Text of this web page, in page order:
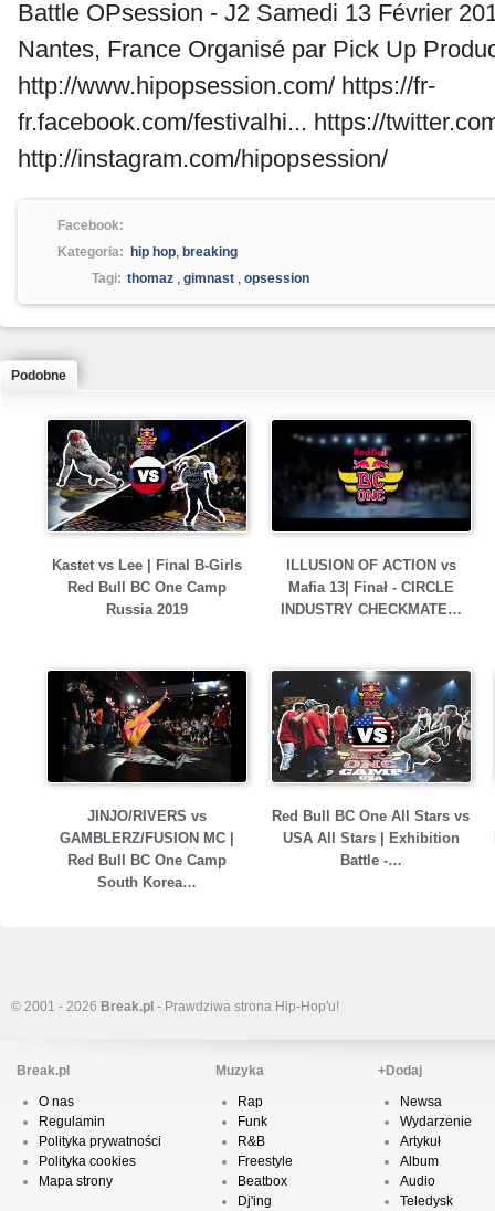
Battle OPsession - J2 Samedi 13 Février
Nantes, France Organisé par Pick Up
http://www.hipopsession.com/ https://fr-
fr.facebook.com/festivalhi... https://
http://instagram.com/hipopsession/
Facebook:
Kategoria:
hip hop, breaking
Tagi: thomaz , gimnast , opsession
Podobne
Kastet vs Lee | Final B-Girls
Red Bull BC One Camp
Russia 2019
ILLUSION OF ACTION vs
Mafia 13| Finał - CIRCLE
INDUSTRY CHECKMATE…
JINJO/RIVERS vs
GAMBLERZ/FUSION MC |
Red Bull BC One Camp
South Korea…
Red Bull BC One All Stars vs
USA All Stars | Exhibition
Battle -…
© 2001 - 2026 Break.pl - Prawdziwa strona Hip-Hop'u!
Break.pl
O nas
Regulamin
Polityka prywatności
Polityka cookies
Mapa strony
Muzyka
Rap
Funk
R&B
Freestyle
Beatbox
Dj'ing
+Dodaj
Newsa
Wydarzenie
Artykuł
Album
Audio
Teledysk